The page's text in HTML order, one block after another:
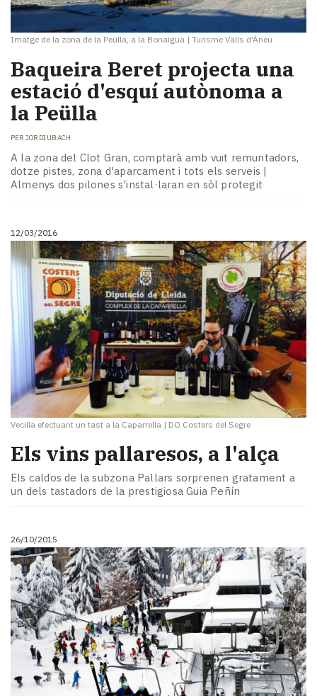
Imatge de la zona de la Peülla, a la Bonaigua | Turisme Valls d'Àneu
Baqueira Beret projecta una
estació d'esquí autònoma a
la Peülla
PER JORDI UBACH
A la zona del Clot Gran, comptarà amb vuit remuntadors,
dotze pistes, zona d'aparcament i tots els serveis |
Almenys dos pilones s'instal·laran en sòl protegit
12/03/2016
Vecilla efectuant un tast a la Caparrella | DO Costers del Segre
Els vins pallaresos, a l'alça
Els caldos de la subzona Pallars sorprenen gratament a
un dels tastadors de la prestigiosa Guia Peñín
26/10/2015